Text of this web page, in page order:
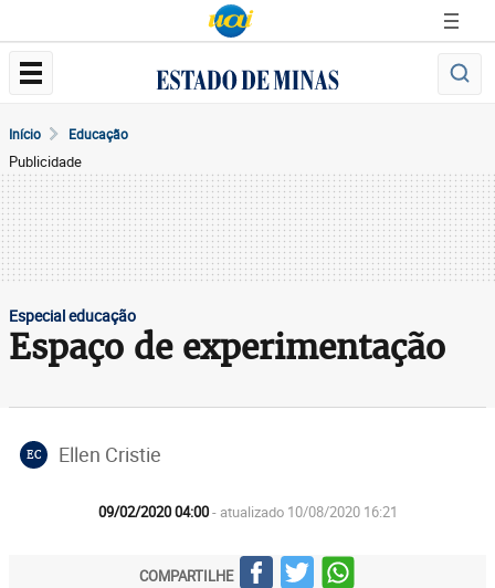
Início Educação
Publicidade
Especial educação
Espaço de experimentação
EC Ellen Cristie
09/02/2020 04:00- atualizado 10/08/2020 16:21
COMPARTILHE